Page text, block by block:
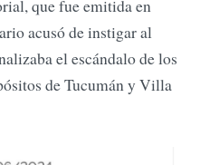
que fue emitida en
acusó de instigar al
el escándalo de los
de Tucumán y Villa